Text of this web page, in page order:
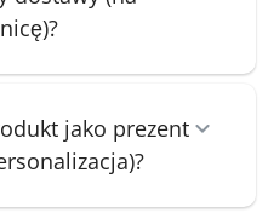
jako prezent